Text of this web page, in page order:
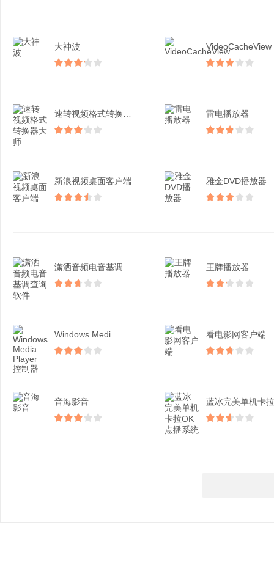
大神波 VideoCacheView
雷电播放器
新浪视频桌面客户端 雅金DVD播放器
王牌播放器
Windows Medi... 看电影网客户端
音海影音